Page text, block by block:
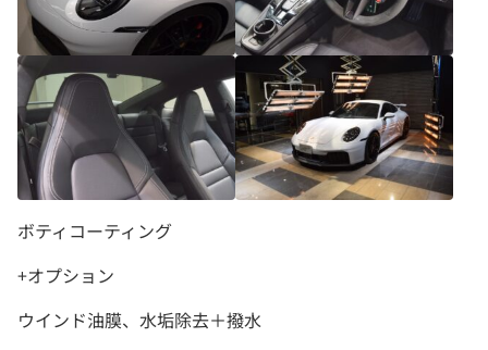
ボティコーティング
+オプション
ウインド油膜、水垢除去＋撥水